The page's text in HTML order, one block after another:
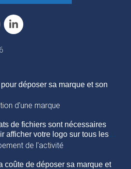
déposer sa marque et son
d'une marque
de fichiers sont nécessaires
afficher votre logo sur tous les
de l'activité
coûte de déposer sa marque et